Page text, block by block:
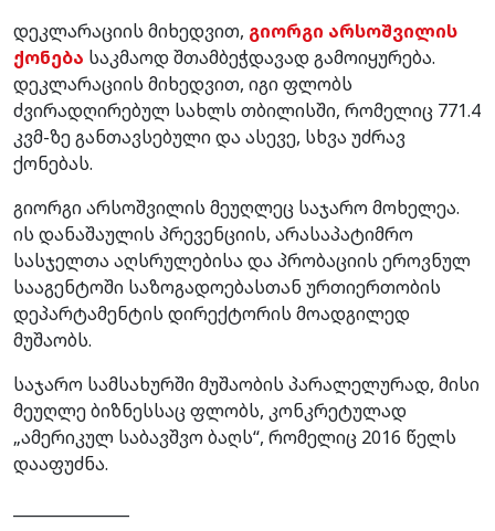
დეკლარაციის მიხედვით, გიორგი არსოშვილის
ქონება საკმაოდ შთამბეჭდავად გამოიყურება.
დეკლარაციის მიხედვით, იგი ფლობს
ძვირადღირებულ სახლს თბილისში, რომელიც 771.4
კვმ-ზე განთავსებული და ასევე, სხვა უძრავ
ქონებას.
გიორგი არსოშვილის მეუღლეც საჯარო მოხელეა.
ის დანაშაულის პრევენციის, არასაპატიმრო
სასჯელთა აღსრულებისა და პრობაციის ეროვნულ
სააგენტოში საზოგადოებასთან ურთიერთობის
დეპარტამენტის დირექტორის მოადგილედ
მუშაობს.
საჯარო სამსახურში მუშაობის პარალელურად, მისი
მეუღლე ბიზნესსაც ფლობს, კონკრეტულად
„ამერიკულ საბავშვო ბაღს“, რომელიც 2016 წელს
დააფუძნა.